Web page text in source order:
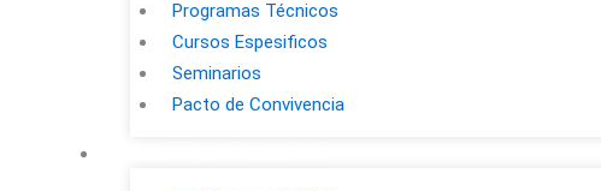
Programas Técnicos
Cursos Espesificos
Seminarios
Pacto de Convivencia